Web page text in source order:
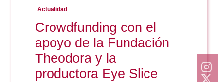
Actualidad
Crowdfunding con el
apoyo de la Fundación
Theodora y la
productora Eye Slice